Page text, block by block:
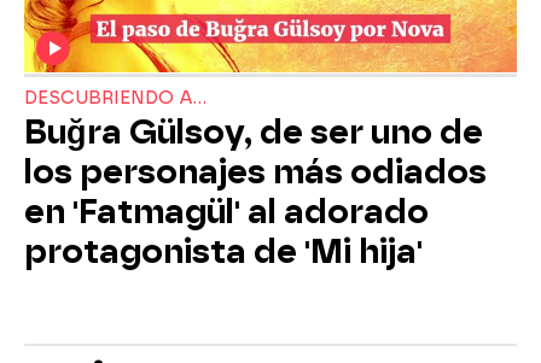
DESCUBRIENDO A...
Buğra Gülsoy, de ser uno de
los personajes más odiados
en 'Fatmagül' al adorado
protagonista de 'Mi hija'